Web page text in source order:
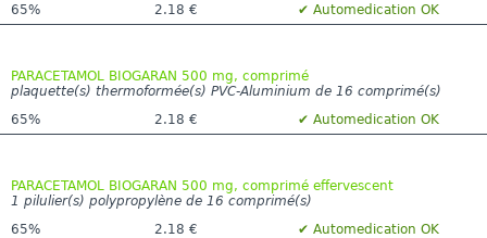
65%
2.18 € ✔ Automedication OK
PARACETAMOL BIOGARAN 500 mg, comprimé
plaquette(s) thermoformée(s) PVC-Aluminium de 16 comprimé(s)
65%
2.18 € ✔ Automedication OK
PARACETAMOL BIOGARAN 500 mg, comprimé effervescent
1 pilulier(s) polypropylène de 16 comprimé(s)
65%
2.18 € ✔ Automedication OK